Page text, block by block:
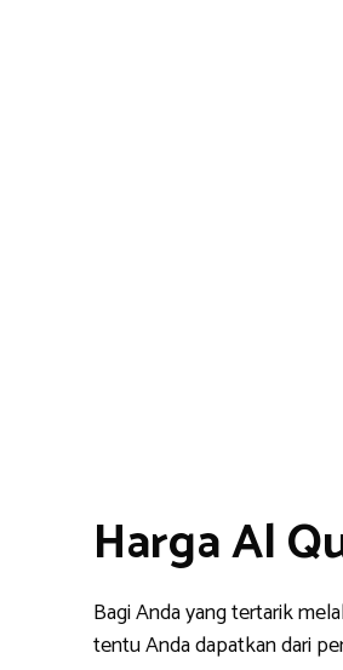
Harga Al
Bagi Anda yang tertarik
tentu Anda dapatkan dari